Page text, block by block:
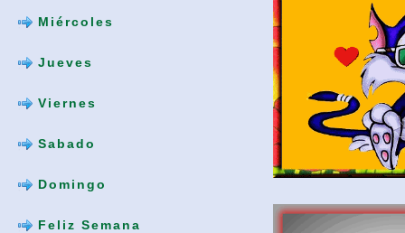
Miércoles
Jueves
Viernes
Sabado
Domingo
Feliz Semana